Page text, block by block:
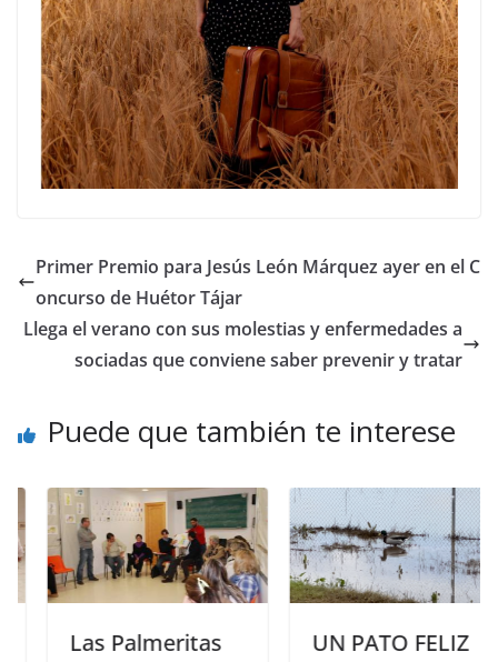
Primer Premio para Jesús León Márquez ayer en el C
oncurso de Huétor Tájar
Llega el verano con sus molestias y enfermedades a
sociadas que conviene saber prevenir y tratar
Puede que también te interese
Las Palmeritas
UN PATO FELIZ